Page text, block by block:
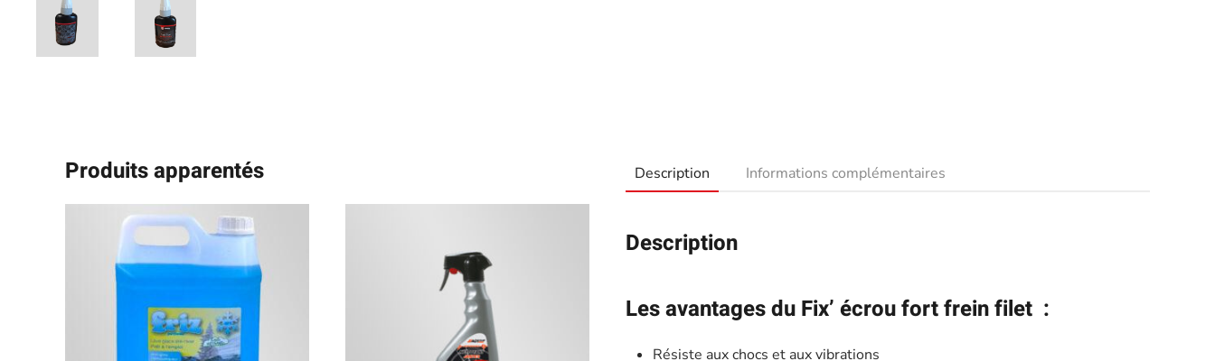
Produits apparentés Description Informations complémentaires
Description
Les avantages du Fix’ écrou fort frein filet :
Résiste aux chocs et aux vibrations